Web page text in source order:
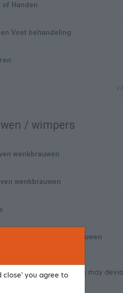
of Handen
Voet behandeling
/ wimpers
wenkbrauwen
wenkbrauwen
wimpers en wenkbrauwen
prices, these prices may
close' you agree to